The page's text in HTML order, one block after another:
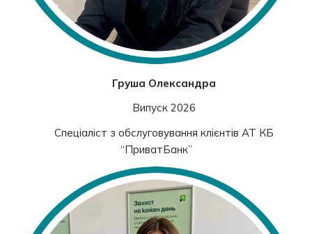
Груша Олександра
Випуск 2026
Спеціаліст з обслуговування клієнтів АТ КБ
“ПриватБанк”